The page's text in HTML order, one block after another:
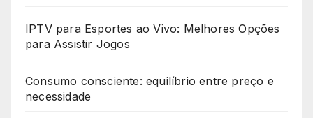
IPTV para Esportes ao Vivo: Melhores Opções
para Assistir Jogos
Consumo consciente: equilíbrio entre preço e
necessidade